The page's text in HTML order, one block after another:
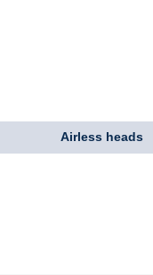
Airless heads